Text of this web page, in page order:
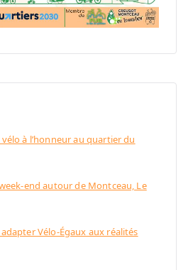
à l’honneur au quartier du
end autour de Montceau, Le
Vélo-Égaux aux réalités